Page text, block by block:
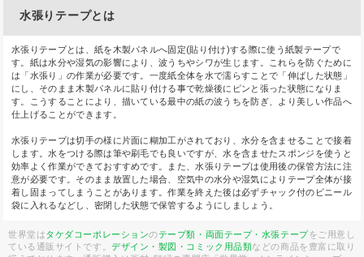
水張りテープとは
水張りテープとは、紙を木製パネルへ固定(貼り付け)する際に使う紙製テープで
す。紙は水分や湿気の影響により、波うちやシワが生じます。これらを防ぐために
は「水張り」の作業が必要です。一度紙全体を水で濡らすことで「伸ばした状態」
にし、そのまま木製パネルに貼り付ける事で乾燥後にピンと張った状態になりま
す。こうすることにより、描いている最中の紙の波うちを防ぎ、より美しい作品へ
仕上げることができます。
水張りテープは切手の様に片面に糊加工がされており、水分を含ませることで接着
します。水をつける際は筆や刷毛でも良いですが、水を含ませたスポンジを使うと
効率よく作業ができておすすめです。また、水張りテープは使用後の保管方法に注
意が必要です。そのまま放置した場合、空気中の水分や湿気によりテープ全体が接
着し固まってしまうことがあります。作業を終えた後は必ずチャック付のビニール
袋に入れるなどし、密閉した状態で保管するようにしましょう。
世界堂はタケダコーポレーションのテープ類・両面テープ・水張テープをご用意し
ている通販サイトです。デザイン・製図・コミック用品類などの商品を豊富に取り